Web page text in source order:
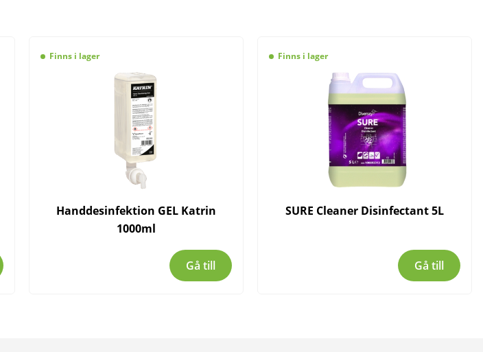
Finns i lager
Handdesinfektion GEL Katrin
1000ml
Gå till
Finns i lager
SURE Cleaner Disinfectant 5L
Gå till